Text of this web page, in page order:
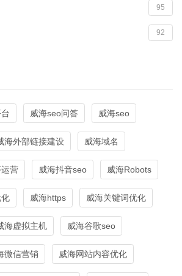
95
92
威海seo问答 威海seo
海外部链接建设 威海域名
营 威海抖音seo 威海Robots
威海https 威海关键词优化
海虚拟主机 威海谷歌seo
微信营销 威海网站内容优化